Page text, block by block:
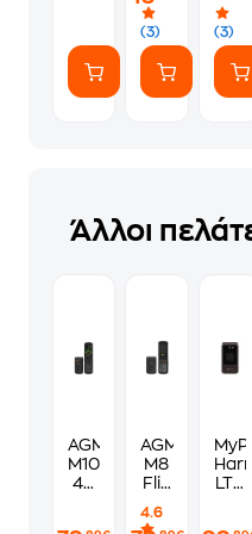
(3)
(7
(3)
Άλλοι
AGM
M10
4G
AGM
M8
Flip
Dual
4.6
LTE